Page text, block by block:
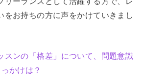
をお持ちの方に声をかけていきまし
スンの「格差」について、問題意識
かけは？